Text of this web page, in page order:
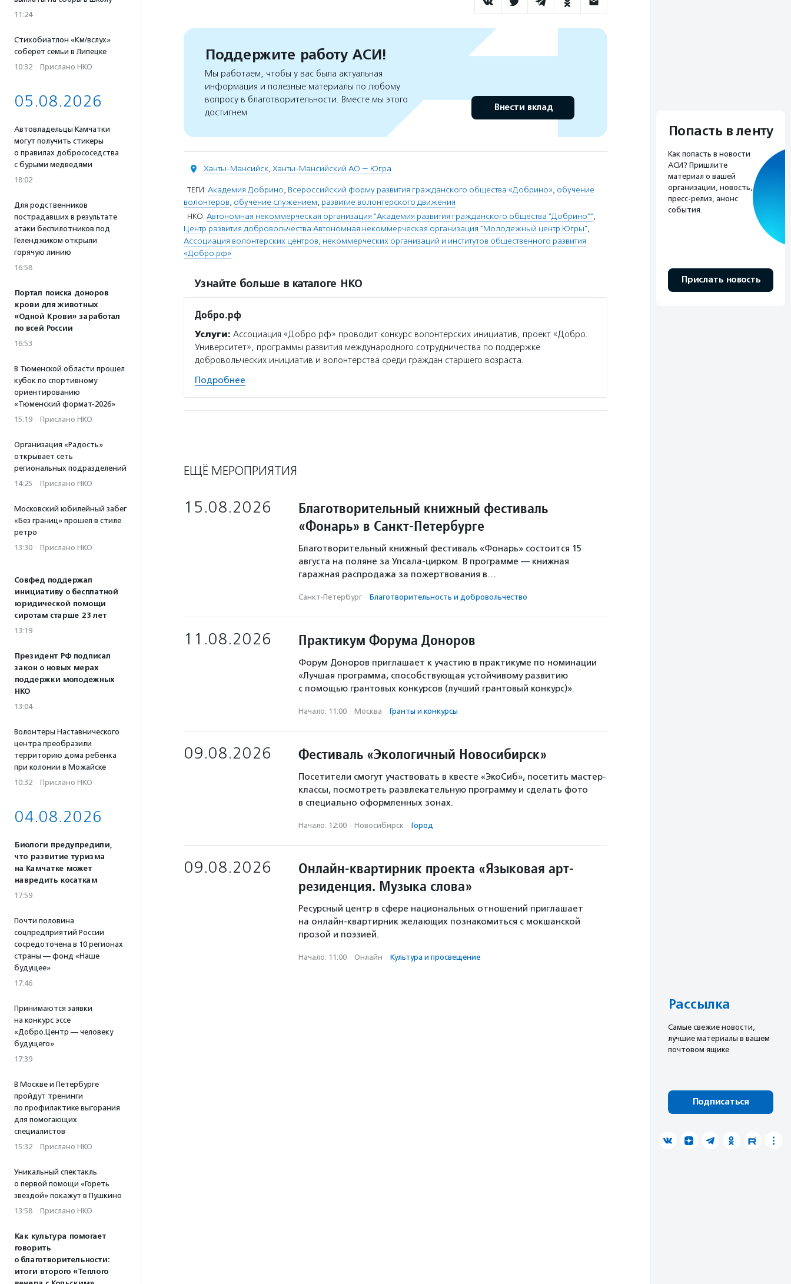
11:24
Стихобиатлон «Км/вслух»
соберет семьи в Липецке
10:32 · Прислано НКО
05.08.2026
Автовладельцы Камчатки
могут получить стикеры
о правилах добрососедства
с бурыми медведями
18:02
Для родственников
пострадавших в результате
атаки беспилотников под
Геленджиком открыли
горячую линию
16:58
Портал поиска доноров
крови для животных
«Одной Крови» заработал
по всей России
16:53
В Тюменской области прошел
кубок по спортивному
ориентированию
«Тюменский формат-2026»
15:19 · Прислано НКО
Организация «Радость»
открывает сеть
региональных подразделений
14:25 · Прислано НКО
Московский юбилейный забег
«Без границ» прошел в стиле
ретро
13:30 · Прислано НКО
Совфед поддержал
инициативу о бесплатной
юридической помощи
сиротам старше 23 лет
13:19
Президент РФ подписал
закон о новых мерах
поддержки молодежных
НКО
13:04
Волонтеры Наставнического
центра преобразили
территорию дома ребенка
при колонии в Можайске
10:32 · Прислано НКО
04.08.2026
Биологи предупредили,
что развитие туризма
на Камчатке может
навредить косаткам
17:59
Почти половина
соцпредприятий России
сосредоточена в 10 регионах
страны — фонд «Наше
будущее»
17:46
Принимаются заявки
на конкурс эссе
«Добро.Центр — человеку
будущего»
17:39
В Москве и Петербурге
пройдут тренинги
по профилактике выгорания
для помогающих
специалистов
15:32 · Прислано НКО
Уникальный спектакль
о первой помощи «Гореть
звездой» покажут в Пушкино
13:58 · Прислано НКО
Как культура помогает
говорить
о благотворительности:
итоги второго «Теплого
Поддержите работу АСИ!
Мы работаем, чтобы у вас была актуальная
информация и полезные материалы по любому
вопросу в благотворительности. Вместе мы этого
достигнем
Внести вклад
Ханты-Мансийск, Ханты-Мансийский АО — Югра
ТЕГИ: Академия Добрино, Всероссийский форму развития гражданского общества «Добрино», обучение
волонтеров, обучение служением, развитие волонтерского движения
НКО: Автономная некоммерческая организация "Академия развития гражданского общества "Добрино"",
Центр развития добровольчества Автономная некоммерческая организация "Молодежный центр Югры",
Ассоциация волонтерских центров, некоммерческих организаций и институтов общественного развития
«Добро.рф»
Узнайте больше в каталоге НКО
Добро.рф
Услуги: Ассоциация «Добро.рф» проводит конкурс волонтерских инициатив, проект «Добро.
Университет», программы развития международного сотрудничества по поддержке
добровольческих инициатив и волонтерства среди граждан старшего возраста.
Подробнее
ЕЩЁ МЕРОПРИЯТИЯ
15.08.2026
Благотворительный книжный фестиваль
«Фонарь» в Санкт-Петербурге
Благотворительный книжный фестиваль «Фонарь» состоится 15
августа на поляне за Упсала-цирком. В программе — книжная
гаражная распродажа за пожертвования в…
Санкт-Петербург · Благотвори­тель­ность и доброволь­чест­во
11.08.2026 Практикум Форума Доноров
Форум Доноров приглашает к участию в практикуме по номинации
«Лучшая программа, способствующая устойчивому развитию
с помощью грантовых конкурсов (лучший грантовый конкурс)».
Начало: 11:00 · Москва · Гранты и конкурсы
09.08.2026 Фестиваль «Экологичный Новосибирск»
Посетители смогут участвовать в квесте «ЭкоСиб», посетить мастер-
классы, посмотреть развлекательную программу и сделать фото
в специально оформленных зонах.
Начало: 12:00 · Новосибирск · Город
09.08.2026
Онлайн-квартирник проекта «Языковая арт-
резиденция. Музыка слова»
Ресурсный центр в сфере национальных отношений приглашает
на онлайн-квартирник желающих познакомиться с мокшанской
прозой и поэзией.
Начало: 11:00 · Онлайн · Культура и просвещение
Попасть в ленту
Как попасть в новости
АСИ? Пришлите
материал о вашей
организации, новость,
пресс-релиз, анонс
события.
Прислать новость
Рассылка
Cамые свежие новости,
лучшие материалы в вашем
почтовом ящике
Подписаться